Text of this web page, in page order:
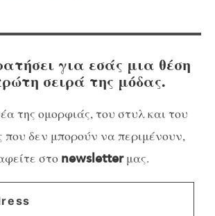
για εσάς μια θέση
σειρά της μόδας.
της ομορφιάς, του στυλ και του
που δεν μπορούν να περιμένουν,
στο newsletterμας.